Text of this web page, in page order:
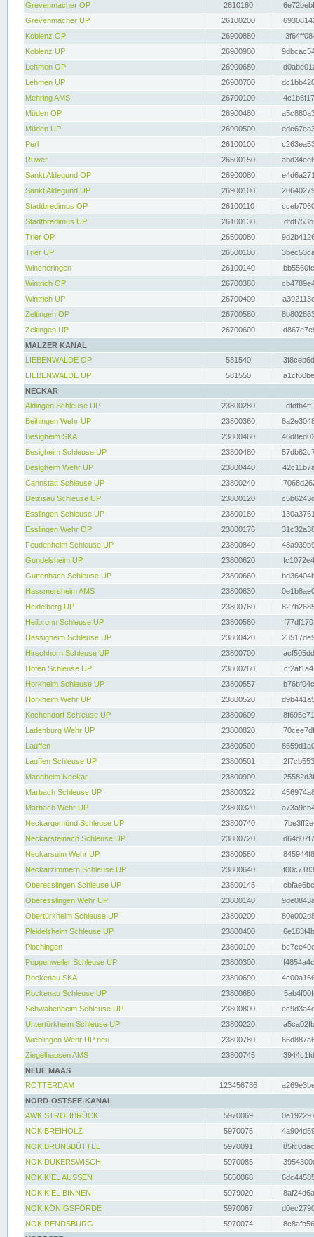
Grevenmacher OP
2610180
Grevenmacher UP
26100200
Koblenz OP
26900880
Koblenz UP
26900900
Lehmen OP
26900680
Lehmen UP
26900700
Mehring AMS
26700100
Müden OP
26900480
Müden UP
26900500
Perl
26100100
Ruwer
26500150
Sankt Aldegund OP
26900080
Sankt Aldegund UP
26900100
Stadtbredimus OP
26100110
Stadtbredimus UP
26100130
Trier OP
26500080
Trier UP
26500100
Wincheringen
26100140
Wintrich OP
26700380
Wintrich UP
26700400
Zeltingen OP
26700580
Zeltingen UP
26700600
MALZER KANAL
LIEBENWALDE OP
581540
LIEBENWALDE UP
581550
NECKAR
Aldingen Schleuse UP
23800280
Beihingen Wehr UP
23800360
Besigheim SKA
23800460
Besigheim Schleuse UP
23800480
Besigheim Wehr UP
23800440
Cannstatt Schleuse UP
23800240
Deizisau Schleuse UP
23800120
Esslingen Schleuse UP
23800180
Esslingen Wehr OP
23800176
Feudenheim Schleuse UP
23800840
Gundelsheim UP
23800620
Guttenbach Schleuse UP
23800660
Hassmersheim AMS
23800630
Heidelberg UP
23800760
Heilbronn Schleuse UP
23800560
Hessigheim Schleuse UP
23800420
Hirschhorn Schleuse UP
23800700
Hofen Schleuse UP
23800260
Horkheim Schleuse UP
23800557
Horkheim Wehr UP
23800520
Kochendorf Schleuse UP
23800600
Ladenburg Wehr UP
23800820
Lauffen
23800500
Lauffen Schleuse UP
23800501
Mannheim Neckar
23800900
Marbach Schleuse UP
23800322
Marbach Wehr UP
23800320
Neckargemünd Schleuse UP
23800740
Neckarsteinach Schleuse UP
23800720
Neckarsulm Wehr UP
23800580
Neckarzimmern Schleuse UP
23800640
Oberesslingen Schleuse UP
23800145
Oberesslingen Wehr UP
23800140
Obertürkheim Schleuse UP
23800200
Pleidelsheim Schleuse UP
23800400
Plochingen
23800100
Poppenweiler Schleuse UP
23800300
Rockenau SKA
23800690
Rockenau Schleuse UP
23800680
Schwabenheim Schleuse UP
23800800
Untertürkheim Schleuse UP
23800220
Wieblingen Wehr UP neu
23800780
Ziegelhausen AMS
23800745
NEUE MAAS
ROTTERDAM
123456786
NORD-OSTSEE-KANAL
AWK STROHBRÜCK
5970069
NOK BREIHOLZ
5970075
NOK BRUNSBÜTTEL
5970091
NOK DÜKERSWISCH
5970085
NOK KIEL AUSSEN
5650068
NOK KIEL BINNEN
5979020
NOK KÖNIGSFÖRDE
5970067
NOK RENDSBURG
5970074